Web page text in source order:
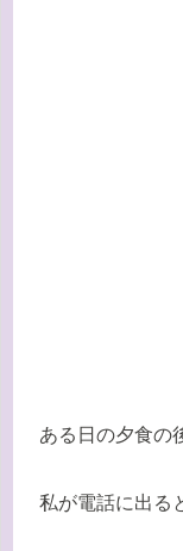
ある日の夕食の
私が電話に出る